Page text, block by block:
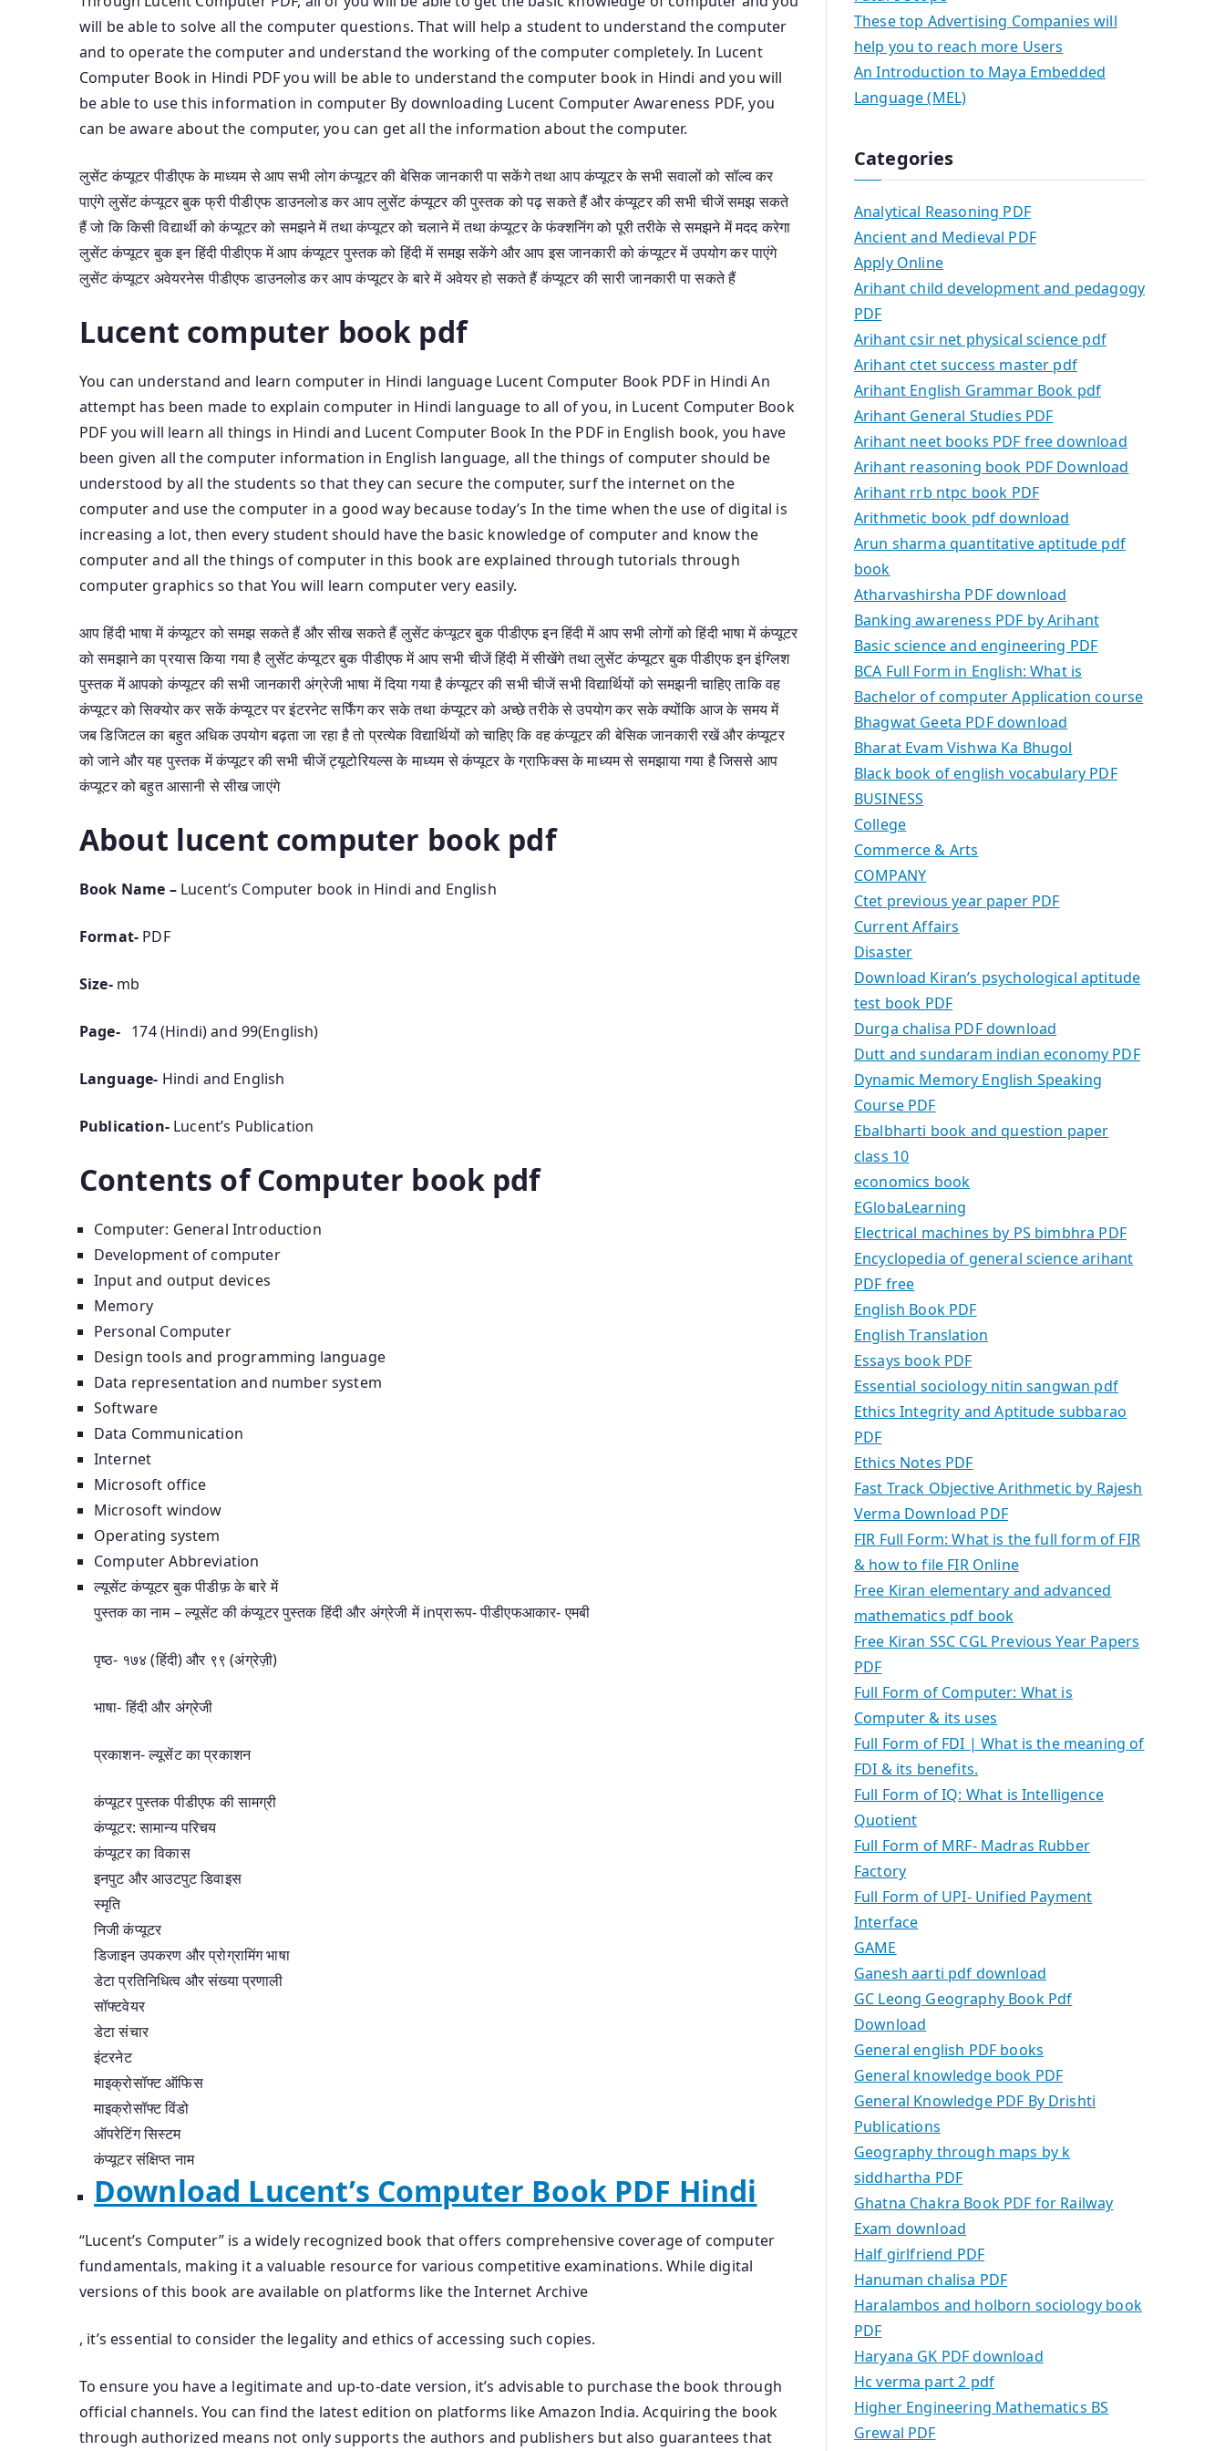
will be able to solve all the computer questions. That will help a student to understand the computer
and to operate the computer and understand the working of the computer completely. In Lucent
Computer Book in Hindi PDF you will be able to understand the computer book in Hindi and you will
be able to use this information in computer By downloading Lucent Computer Awareness PDF, you
can be aware about the computer, you can get all the information about the computer.
लुसेंट कंप्यूटर पीडीएफ के माध्यम से आप सभी लोग कंप्यूटर की बेसिक जानकारी पा सकेंगे तथा आप कंप्यूटर के सभी सवालों को सॉल्व कर
पाएंगे लुसेंट कंप्यूटर बुक फ्री पीडीएफ डाउनलोड कर आप लुसेंट कंप्यूटर की पुस्तक को पढ़ सकते हैं और कंप्यूटर की सभी चीजें समझ सकते
हैं जो कि किसी विद्यार्थी को कंप्यूटर को समझने में तथा कंप्यूटर को चलाने में तथा कंप्यूटर के फंक्शनिंग को पूरी तरीके से समझने में मदद करेगा
लुसेंट कंप्यूटर बुक इन हिंदी पीडीएफ में आप कंप्यूटर पुस्तक को हिंदी में समझ सकेंगे और आप इस जानकारी को कंप्यूटर में उपयोग कर पाएंगे
लुसेंट कंप्यूटर अवेयरनेस पीडीएफ डाउनलोड कर आप कंप्यूटर के बारे में अवेयर हो सकते हैं कंप्यूटर की सारी जानकारी पा सकते हैं
Lucent computer book pdf
You can understand and learn computer in Hindi language Lucent Computer Book PDF in Hindi An
attempt has been made to explain computer in Hindi language to all of you, in Lucent Computer Book
PDF you will learn all things in Hindi and Lucent Computer Book In the PDF in English book, you have
been given all the computer information in English language, all the things of computer should be
understood by all the students so that they can secure the computer, surf the internet on the
computer and use the computer in a good way because today’s In the time when the use of digital is
increasing a lot, then every student should have the basic knowledge of computer and know the
computer and all the things of computer in this book are explained through tutorials through
computer graphics so that You will learn computer very easily.
आप हिंदी भाषा में कंप्यूटर को समझ सकते हैं और सीख सकते हैं लुसेंट कंप्यूटर बुक पीडीएफ इन हिंदी में आप सभी लोगों को हिंदी भाषा में कंप्यूटर
को समझाने का प्रयास किया गया है लुसेंट कंप्यूटर बुक पीडीएफ में आप सभी चीजें हिंदी में सीखेंगे तथा लुसेंट कंप्यूटर बुक पीडीएफ इन इंग्लिश
पुस्तक में आपको कंप्यूटर की सभी जानकारी अंग्रेजी भाषा में दिया गया है कंप्यूटर की सभी चीजें सभी विद्यार्थियों को समझनी चाहिए ताकि वह
कंप्यूटर को सिक्योर कर सकें कंप्यूटर पर इंटरनेट सर्फिंग कर सके तथा कंप्यूटर को अच्छे तरीके से उपयोग कर सके क्योंकि आज के समय में
जब डिजिटल का बहुत अधिक उपयोग बढ़ता जा रहा है तो प्रत्येक विद्यार्थियों को चाहिए कि वह कंप्यूटर की बेसिक जानकारी रखें और कंप्यूटर
को जाने और यह पुस्तक में कंप्यूटर की सभी चीजें ट्यूटोरियल्स के माध्यम से कंप्यूटर के ग्राफिक्स के माध्यम से समझाया गया है जिससे आप
कंप्यूटर को बहुत आसानी से सीख जाएंगे
About lucent computer book pdf
Book Name –Lucent’s Computer book in Hindi and English
Format- PDF
Size-mb
Page- 174 (Hindi) and 99(English)
Language- Hindi and English
Publication- Lucent’s Publication
Contents of Computer book pdf
Computer: General Introduction
Development of computer
Input and output devices
Memory
Personal Computer
Design tools and programming language
Data representation and number system
Software
Data Communication
Internet
Microsoft office
Microsoft window
Operating system
Computer Abbreviation
ल्यूसेंट कंप्यूटर बुक पीडीफ़ के बारे में
पुस्तक का नाम – ल्यूसेंट की कंप्यूटर पुस्तक हिंदी और अंग्रेजी में inप्रारूप- पीडीएफआकार- एमबी
पृष्ठ- १७४ (हिंदी) और ९९ (अंग्रेज़ी)
भाषा- हिंदी और अंग्रेजी
प्रकाशन- ल्यूसेंट का प्रकाशन
कंप्यूटर पुस्तक पीडीएफ की सामग्री
कंप्यूटर: सामान्य परिचय
कंप्यूटर का विकास
इनपुट और आउटपुट डिवाइस
स्मृति
निजी कंप्यूटर
डिजाइन उपकरण और प्रोग्रामिंग भाषा
डेटा प्रतिनिधित्व और संख्या प्रणाली
सॉफ्टवेयर
डेटा संचार
इंटरनेट
माइक्रोसॉफ्ट ऑफिस
माइक्रोसॉफ्ट विंडो
ऑपरेटिंग सिस्टम
कंप्यूटर संक्षिप्त नाम
Download Lucent’s Computer Book PDF Hindi
“Lucent’s Computer” is a widely recognized book that offers comprehensive coverage of computer
fundamentals, making it a valuable resource for various competitive examinations. While digital
versions of this book are available on platforms like the Internet Archive
, it’s essential to consider the legality and ethics of accessing such copies.
To ensure you have a legitimate and up-to-date version, it’s advisable to purchase the book through
official channels. You can find the latest edition on platforms like Amazon India. Acquiring the book
through authorized means not only supports the authors and publishers but also guarantees that
These top Advertising Companies will
help you to reach more Users
An Introduction to Maya Embedded
Language (MEL)
Categories
Analytical Reasoning PDF
Ancient and Medieval PDF
Apply Online
Arihant child development and pedagogy
PDF
Arihant csir net physical science pdf
Arihant ctet success master pdf
Arihant English Grammar Book pdf
Arihant General Studies PDF
Arihant neet books PDF free download
Arihant reasoning book PDF Download
Arihant rrb ntpc book PDF
Arithmetic book pdf download
Arun sharma quantitative aptitude pdf
book
Atharvashirsha PDF download
Banking awareness PDF by Arihant
Basic science and engineering PDF
BCA Full Form in English: What is
Bachelor of computer Application course
Bhagwat Geeta PDF download
Bharat Evam Vishwa Ka Bhugol
Black book of english vocabulary PDF
BUSINESS
College
Commerce & Arts
COMPANY
Ctet previous year paper PDF
Current Affairs
Disaster
Download Kiran’s psychological aptitude
test book PDF
Durga chalisa PDF download
Dutt and sundaram indian economy PDF
Dynamic Memory English Speaking
Course PDF
Ebalbharti book and question paper
class 10
economics book
EGlobaLearning
Electrical machines by PS bimbhra PDF
Encyclopedia of general science arihant
PDF free
English Book PDF
English Translation
Essays book PDF
Essential sociology nitin sangwan pdf
Ethics Integrity and Aptitude subbarao
PDF
Ethics Notes PDF
Fast Track Objective Arithmetic by Rajesh
Verma Download PDF
FIR Full Form: What is the full form of FIR
& how to file FIR Online
Free Kiran elementary and advanced
mathematics pdf book
Free Kiran SSC CGL Previous Year Papers
PDF
Full Form of Computer: What is
Computer & its uses
Full Form of FDI | What is the meaning of
FDI & its benefits.
Full Form of IQ: What is Intelligence
Quotient
Full Form of MRF- Madras Rubber
Factory
Full Form of UPI- Unified Payment
Interface
GAME
Ganesh aarti pdf download
GC Leong Geography Book Pdf
Download
General english PDF books
General knowledge book PDF
General Knowledge PDF By Drishti
Publications
Geography through maps by k
siddhartha PDF
Ghatna Chakra Book PDF for Railway
Exam download
Half girlfriend PDF
Hanuman chalisa PDF
Haralambos and holborn sociology book
PDF
Haryana GK PDF download
Hc verma part 2 pdf
Higher Engineering Mathematics BS
Grewal PDF